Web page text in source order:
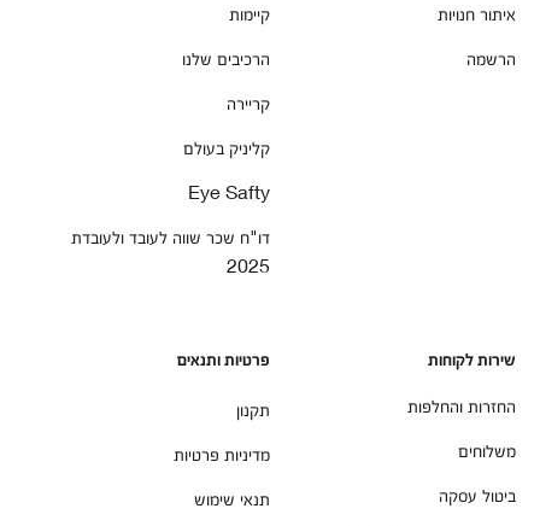
איתור חנויות
הרשמה
קיימות
הרכיבים שלנו
קריירה
קליניק בעולם
Eye Safty
דו"ח שכר שווה לעובד ולעובדת
2025
שירות לקוחות
החזרות והחלפות
משלוחים
ביטול עסקה
פרטיות ותנאים
תקנון
מדיניות פרטיות
תנאי שימוש